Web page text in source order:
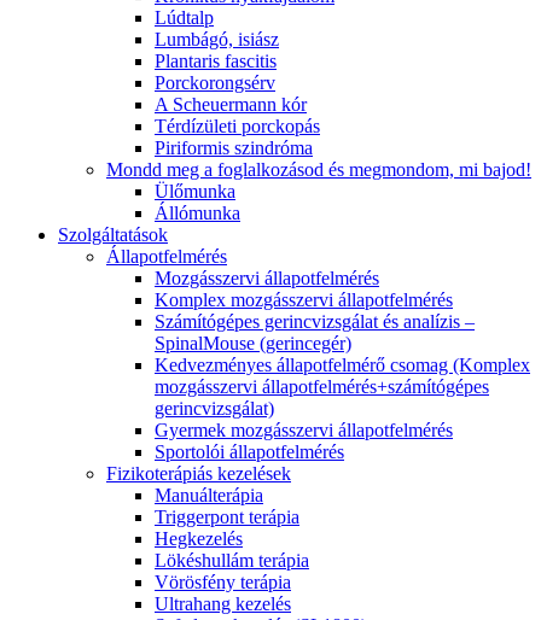
Lúdtalp
Lumbágó, isiász
Plantaris fascitis
Porckorongsérv
A Scheuermann kór
Térdízületi porckopás
Piriformis szindróma
Mondd meg a foglalkozásod és megmondom, mi bajod!
Ülőmunka
Állómunka
Szolgáltatások
Állapotfelmérés
Mozgásszervi állapotfelmérés
Komplex mozgásszervi állapotfelmérés
Számítógépes gerincvizsgálat és analízis –
SpinalMouse (gerincegér)
Kedvezményes állapotfelmérő csomag (Komplex
mozgásszervi állapotfelmérés+számítógépes
gerincvizsgálat)
Gyermek mozgásszervi állapotfelmérés
Sportolói állapotfelmérés
Fizikoterápiás kezelések
Manuálterápia
Triggerpont terápia
Hegkezelés
Lökéshullám terápia
Vörösfény terápia
Ultrahang kezelés